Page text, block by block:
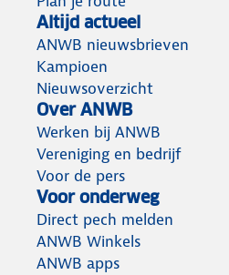
Altijd actueel
ANWB nieuwsbrieven
Kampioen
Nieuwsoverzicht
Over ANWB
Werken bij ANWB
Vereniging en bedrijf
Voor de pers
Voor onderweg
Direct pech melden
ANWB Winkels
ANWB apps